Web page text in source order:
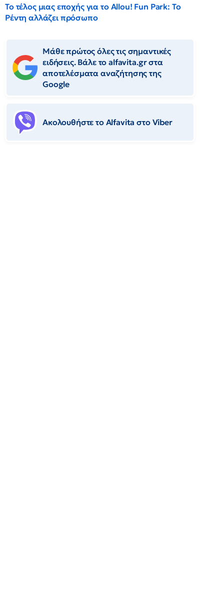
Το τέλος μιας εποχής για το Allou! Fun Park: Το
Ρέντη αλλάζει πρόσωπο
Μάθε πρώτος όλες τις σημαντικές
ειδήσεις. Βάλε το alfavita.gr στα
αποτελέσματα αναζήτησης της
Google
Ακολουθήστε το Αlfavita στο Viber